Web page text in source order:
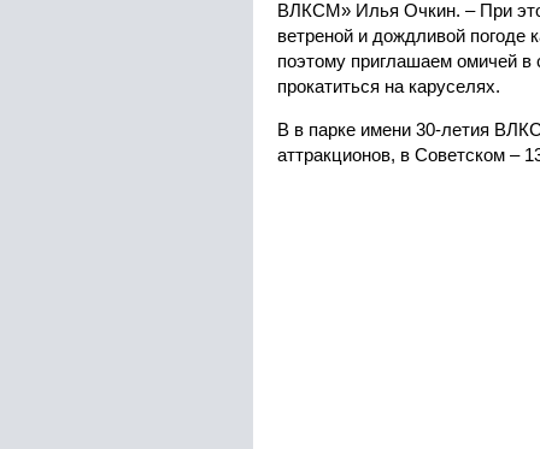
ВЛКСМ» Илья Очкин. – При
ветреной и дождливой погоде
поэтому приглашаем омичей в
прокатиться на каруселях.
В в парке имени 30-летия
аттракционов, в Советском –